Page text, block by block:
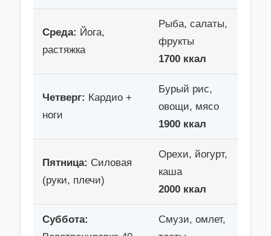
Среда: Йога,
растяжка
Рыба, салаты,
фрукты
1700 ккал
Четверг: Кардио +
ноги
Бурый рис,
овощи, мясо
1900 ккал
Пятница: Силовая
(руки, плечи)
Орехи, йогурт,
каша
2000 ккал
Суббота:
Смузи, омлет,